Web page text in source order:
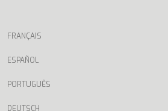
FRANÇAIS
ESPAÑOL
PORTUGUÊS
DEUTSCH